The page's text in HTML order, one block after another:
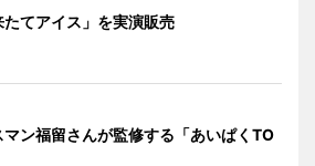
たてアイス」を実演販売
マン福留さんが監修する「あいぱくTO